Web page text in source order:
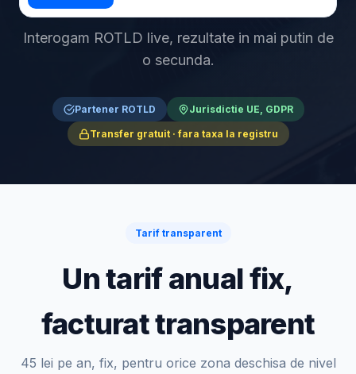
Interogam ROTLD live, rezultate in mai putin de
o secunda.
Partener ROTLD Jurisdictie UE, GDPR
Transfer gratuit · fara taxa la registru
Tarif transparent
Un tarif anual fix,
facturat transparent
45 lei pe an, fix, pentru orice zona deschisa de nivel